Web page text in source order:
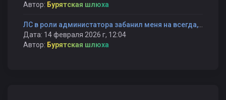
Автор: Бурятская шлюха
Дата: 14 февраля 2026 г, 12:04
Автор: Бурятская шлюха